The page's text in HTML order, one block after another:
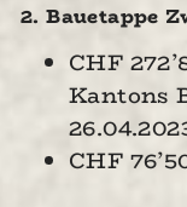
2. Bauetappe
CHF
Kantons
CHF